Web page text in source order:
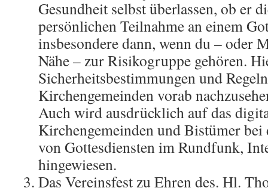
Gesundheit selbst überlassen, ob er
persönlichen Teilnahme an einem
insbesondere dann, wenn du – oder
Nähe – zur Risikogruppe gehören.
Sicherheitsbestimmungen und
Kirchengemeinden vorab
Auch wird ausdrücklich auf das
Kirchengemeinden und Bistümer
von Gottesdiensten im Rundfunk,
hingewiesen.
Das Vereinsfest zu Ehren des. Hl.